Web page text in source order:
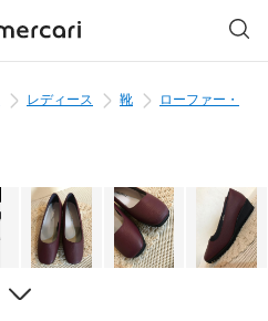
レディース 靴
ローファー・